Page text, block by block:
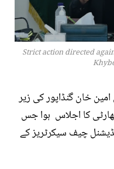
Strict action directed
خان گنڈاپور کی زیر
کا اجلاس ہوا جس
چیف سیکرٹریز کے